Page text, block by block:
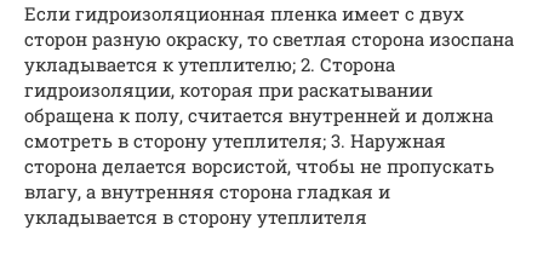
Если гидроизоляционная пленка имеет с двух
сторон разную окраску, то светлая сторона изоспана
укладывается к утеплителю; 2. Сторона
гидроизоляции, которая при раскатывании
обращена к полу, считается внутренней и должна
смотреть в сторону утеплителя; 3. Наружная
сторона делается ворсистой, чтобы не пропускать
влагу, а внутренняя сторона гладкая и
укладывается в сторону утеплителя